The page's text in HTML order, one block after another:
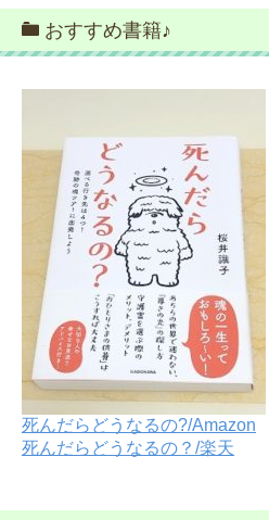
おすすめ書籍♪
死んだらどうなるの?/Amazon
死んだらどうなるの？/楽天